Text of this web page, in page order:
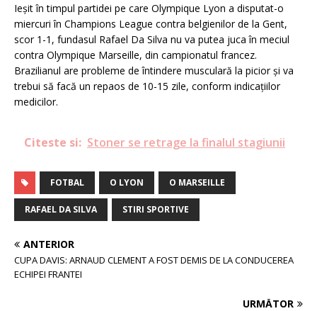
Ieşit în timpul partidei pe care Olympique Lyon a disputat-o
miercuri în Champions League contra belgienilor de la Gent,
scor 1-1, fundasul Rafael Da Silva nu va putea juca în meciul
contra Olympique Marseille, din campionatul francez.
Brazilianul are probleme de întindere musculară la picior şi va
trebui să facă un repaos de 10-15 zile, conform indicaţiilor
medicilor.
Citeste si: Stoner se retrage la finalul stagiunii
FOTBAL O LYON O MARSEILLE
RAFAEL DA SILVA STIRI SPORTIVE
ANTERIOR
CUPA DAVIS: ARNAUD CLEMENT A FOST DEMIS DE LA CONDUCEREA
ECHIPEI FRANTEI
URMĂTOR